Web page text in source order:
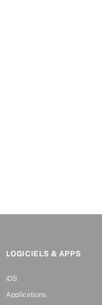
LOGICIELS & APPS
iOS
Applications